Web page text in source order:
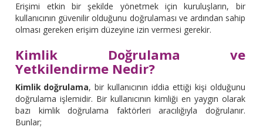
Erişimi etkin bir şekilde yönetmek için kuruluşların, bir
kullanıcının güvenilir olduğunu doğrulaması ve ardından sahip
olması gereken erişim düzeyine izin vermesi gerekir.
Kimlik Doğrulama ve
Yetkilendirme Nedir?
Kimlik doğrulama, bir kullanıcının iddia ettiği kişi olduğunu
doğrulama işlemidir. Bir kullanıcının kimliği en yaygın olarak
bazı kimlik doğrulama faktörleri aracılığıyla doğrulanır.
Bunlar;